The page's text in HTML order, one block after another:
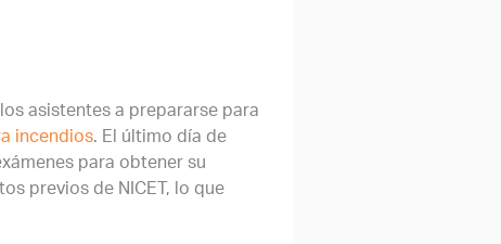
asistentes a prepararse para
incendios. El último día de
para obtener su
previos de NICET, lo que